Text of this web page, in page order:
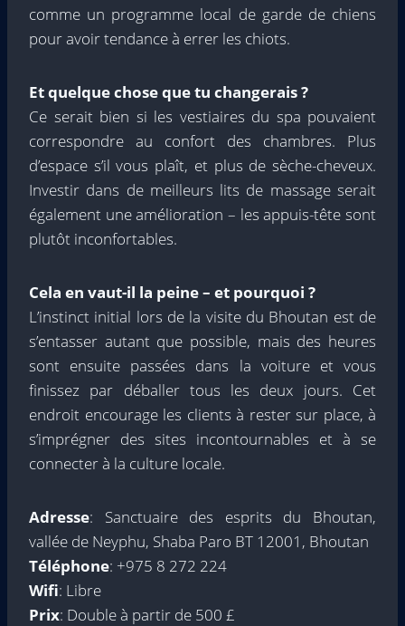
comme un programme local de garde de chiens
pour avoir tendance à errer les chiots.
Et quelque chose que tu changerais ?
Ce serait bien si les vestiaires du spa pouvaient
correspondre au confort des chambres. Plus
d’espace s’il vous plaît, et plus de sèche-cheveux.
Investir dans de meilleurs lits de massage serait
également une amélioration – les appuis-tête sont
plutôt inconfortables.
Cela en vaut-il la peine – et pourquoi ?
L’instinct initial lors de la visite du Bhoutan est de
s’entasser autant que possible, mais des heures
sont ensuite passées dans la voiture et vous
finissez par déballer tous les deux jours. Cet
endroit encourage les clients à rester sur place, à
s’imprégner des sites incontournables et à se
connecter à la culture locale.
Adresse: Sanctuaire des esprits du Bhoutan,
vallée de Neyphu, Shaba Paro BT 12001, Bhoutan
Téléphone: +975 8 272 224
Wifi: Libre
Prix: Double à partir de 500 £